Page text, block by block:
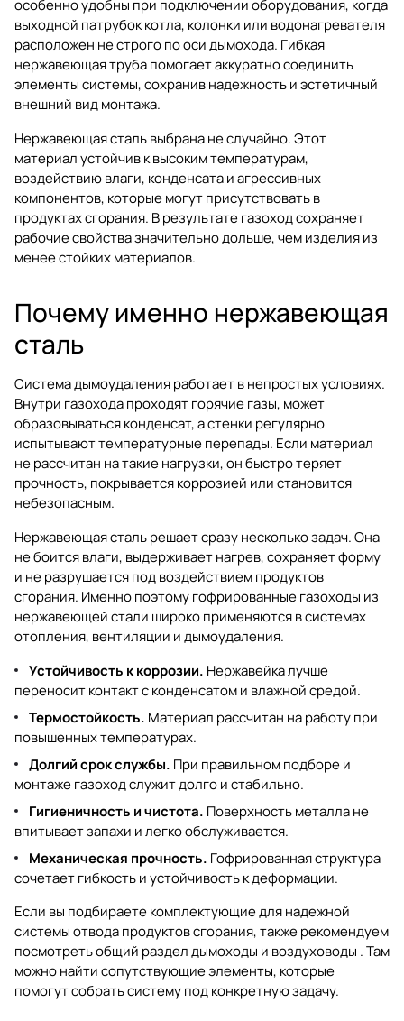
особенно удобны при подключении оборудования, когда
выходной патрубок котла, колонки или водонагревателя
расположен не строго по оси дымохода. Гибкая
нержавеющая труба помогает аккуратно соединить
элементы системы, сохранив надежность и эстетичный
внешний вид монтажа.
Нержавеющая сталь выбрана не случайно. Этот
материал устойчив к высоким температурам,
воздействию влаги, конденсата и агрессивных
компонентов, которые могут присутствовать в
продуктах сгорания. В результате газоход сохраняет
рабочие свойства значительно дольше, чем изделия из
менее стойких материалов.
Почему именно нержавеющая
сталь
Система дымоудаления работает в непростых условиях.
Внутри газохода проходят горячие газы, может
образовываться конденсат, а стенки регулярно
испытывают температурные перепады. Если материал
не рассчитан на такие нагрузки, он быстро теряет
прочность, покрывается коррозией или становится
небезопасным.
Нержавеющая сталь решает сразу несколько задач. Она
не боится влаги, выдерживает нагрев, сохраняет форму
и не разрушается под воздействием продуктов
сгорания. Именно поэтому гофрированные газоходы из
нержавеющей стали широко применяются в системах
отопления, вентиляции и дымоудаления.
Устойчивость к коррозии. Нержавейка лучше
переносит контакт с конденсатом и влажной средой.
Термостойкость. Материал рассчитан на работу при
повышенных температурах.
Долгий срок службы. При правильном подборе и
монтаже газоход служит долго и стабильно.
Гигиеничность и чистота. Поверхность металла не
впитывает запахи и легко обслуживается.
Механическая прочность. Гофрированная структура
сочетает гибкость и устойчивость к деформации.
Если вы подбираете комплектующие для надежной
системы отвода продуктов сгорания, также рекомендуем
посмотреть общий разделдымоходы и воздуховоды . Там
можно найти сопутствующие элементы, которые
помогут собрать систему под конкретную задачу.